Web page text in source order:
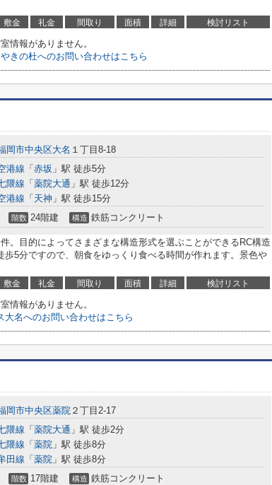
敷金 礼金 間取り 面積 詳細 検討リスト
情報がありません。
きの杜へのお問い合わせはこちら
岡市中央区大名 １丁目8-18
港線 「 赤坂 」駅 徒歩5分
隈線 「 薬院大通 」駅 徒歩12分
港線 「 天神 」駅 徒歩15分
階数 24階建 構造 鉄筋コンクリート
。目的によってさまざまな構造形式を選ぶことができるRC構造
歩5分ですので、朝食をゆっくり食べる時間が作れます。景色や
敷金 礼金 間取り 面積 詳細 検討リスト
情報がありません。
大名へのお問い合わせはこちら
岡市中央区薬院 ２丁目2-17
隈線 「 薬院大通 」駅 徒歩2分
隈線 「 薬院 」駅 徒歩8分
田線 「 薬院 」駅 徒歩8分
階数 17階建 構造 鉄筋コンクリート